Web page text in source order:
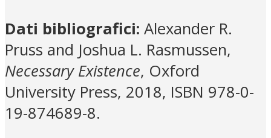
Dati bibliografici: Alexander R.
Pruss and Joshua L. Rasmussen,
Necessary Existence, Oxford
University Press, 2018, ISBN 978-0-
19-874689-8.